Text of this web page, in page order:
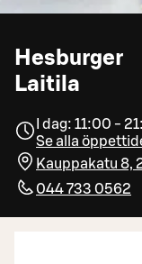
Hesburger
Laitila
I dag: 11:00 -
Se alla
Kauppakatu 8,
044 733 0562